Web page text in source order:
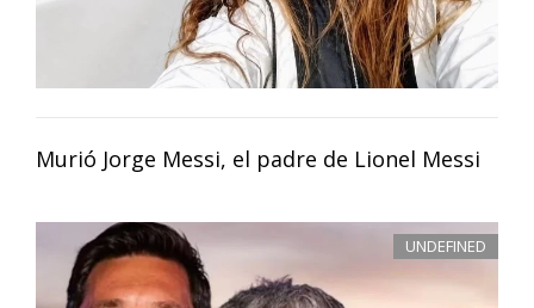
Murió Jorge Messi, el padre de Lionel Messi
UNDEFINED